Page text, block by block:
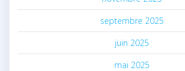
septembre 2025
juin 2025
mai 2025